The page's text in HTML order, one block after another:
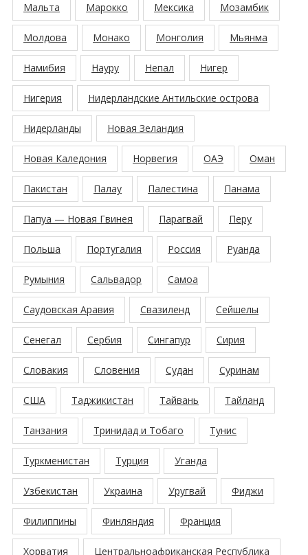
Мальта Марокко Мексика Мозамбик
Молдова Монако Монголия Мьянма
Намибия Науру Непал Нигер
Нигерия Нидерландские Антильские острова
Нидерланды Новая Зеландия
Новая Каледония Норвегия ОАЭ Оман
Пакистан Палау Палестина Панама
Папуа — Новая Гвинея Парагвай Перу
Польша Португалия Россия Руанда
Румыния Сальвадор Самоа
Саудовская Аравия Свазиленд Сейшелы
Сенегал Сербия Сингапур Сирия
Словакия Словения Судан Суринам
США Таджикистан Тайвань Тайланд
Танзания Тринидад и Тобаго Тунис
Туркменистан Турция Уганда
Узбекистан Украина Уругвай Фиджи
Филиппины Финляндия Франция
Хорватия Центральноафриканская Республика